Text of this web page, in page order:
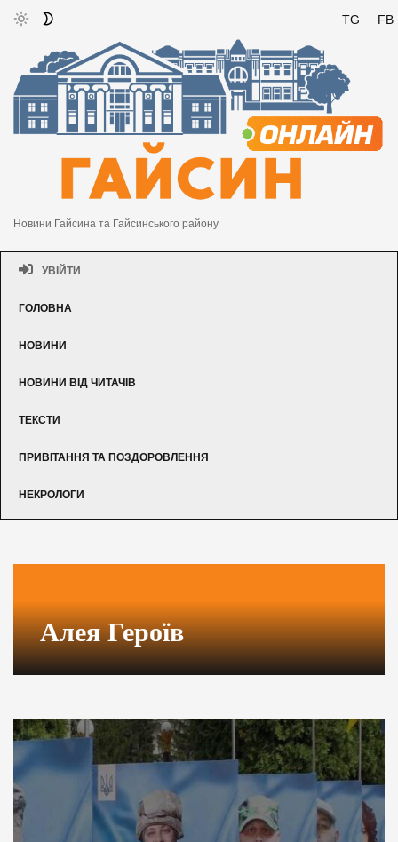
FB
TG
Новини Гайсина та Гайсинського району
УВІЙТИ
ГОЛОВНА
НОВИНИ
НОВИНИ ВІД ЧИТАЧІВ
ТЕКСТИ
ПРИВІТАННЯ ТА ПОЗДОРОВЛЕННЯ
НЕКРОЛОГИ
Алея Героїв